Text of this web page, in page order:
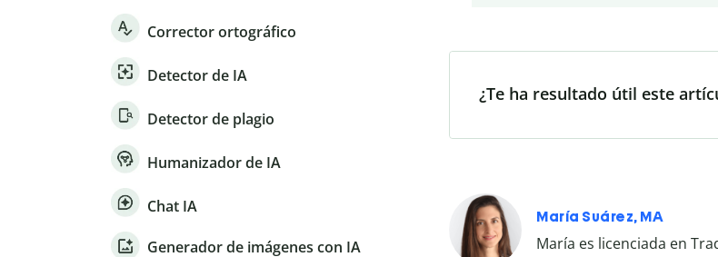
¿Te ha resultado útil este
María Suárez, MA
María es licenciada en
Corrector ortográfico
Detector de IA
Detector de plagio
Humanizador de IA
Chat IA
Generador de imágenes con IA